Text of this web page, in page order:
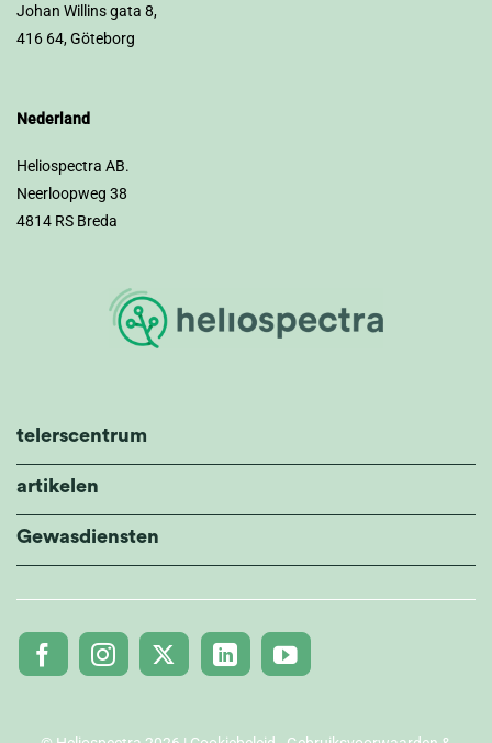
Johan Willins gata 8,
416 64, Göteborg
Nederland
Heliospectra AB.
Neerloopweg 38
4814 RS Breda
telerscentrum
artikelen
Gewasdiensten